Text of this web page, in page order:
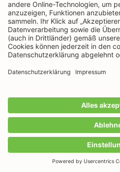
Anzahl
IN
Rapunzel Naturkost auf
Rapunzel Naturkost
RapunzelRapunzel
Informationen
Zahlungsarten
Wir machen Bio
Versandkostenund ggf.
nicht anders
© 2026 RAPUNZEL